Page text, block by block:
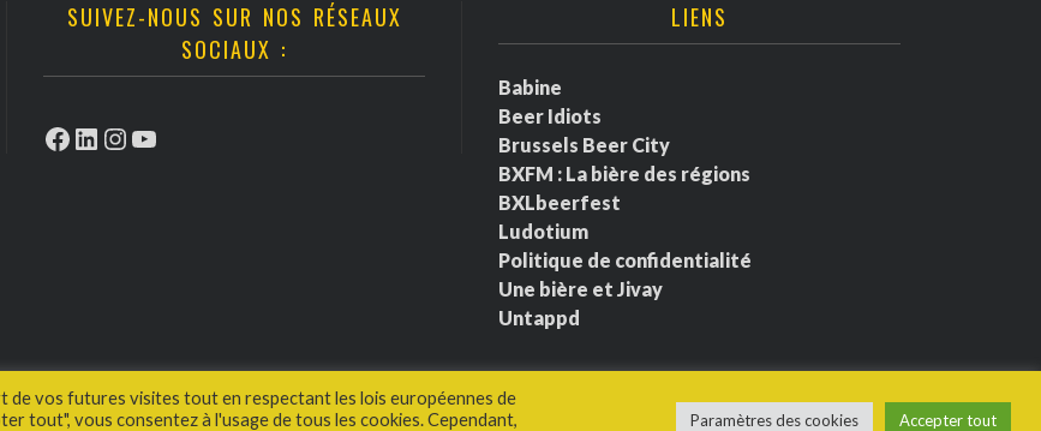
SUIVEZ-NOUS SUR NOS RÉSEAUX
SOCIAUX :
Facebook
LinkedIn
Instagram
YouTube
LIENS
Babine
Beer Idiots
Brussels Beer City
BXFM : La bière des régions
BXLbeerfest
Ludotium
Politique de confidentialité
Une bière et Jivay
Untappd
vos futures visites tout en respectant les lois européennes de
tout", vous consentez à l'usage de tous les cookies. Cependant,
Paramètres des cookies Accepter tout